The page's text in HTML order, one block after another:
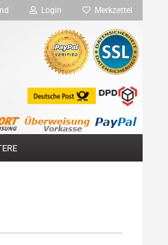
Login Merkzettel